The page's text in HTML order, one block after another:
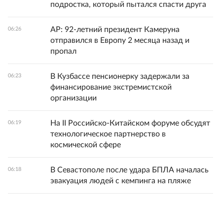
подростка, который пытался спасти друга
06:26
AP: 92-летний президент Камеруна
отправился в Европу 2 месяца назад и
пропал
06:23
В Кузбассе пенсионерку задержали за
финансирование экстремистской
организации
06:19
На II Российско-Китайском форуме обсудят
технологическое партнерство в
космической сфере
06:18
В Севастополе после удара БПЛА началась
эвакуация людей с кемпинга на пляже